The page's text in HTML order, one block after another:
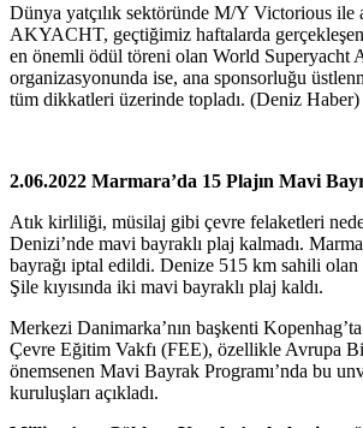
Dünya yatçılık sektöründe M/Y Victorious ile
AKYACHT, geçtiğimiz haftalarda gerçekleşen,
en önemli ödül töreni olan World Superyacht
organizasyonunda ise, ana sponsorluğu
tüm dikkatleri üzerinde topladı. (Deniz Haber)
2.06.2022 Marmara’da 15 Plajın Mavi
Atık kirliliği, müsilaj gibi çevre felaketleri
Denizi’nde mavi bayraklı plaj kalmadı.
bayrağı iptal edildi. Denize 515 km sahili olan
Şile kıyısında iki mavi bayraklı plaj kaldı.
Merkezi Danimarka’nın başkenti
Çevre Eğitim Vakfı (FEE), özellikle Avrupa
önemsenen Mavi Bayrak Programı’nda bu
kuruluşları açıkladı.